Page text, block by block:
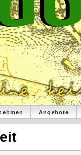
Angebote